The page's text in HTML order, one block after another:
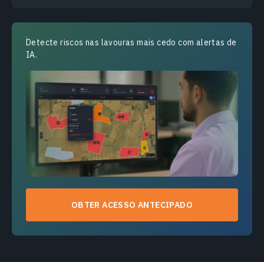
Detecte riscos nas lavouras mais cedo com alertas de
IA.
OBTER ACESSO ANTECIPADO